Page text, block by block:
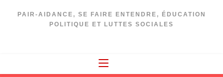
PAIR-AIDANCE, SE FAIRE ENTENDRE, ÉDUCATION
POLITIQUE ET LUTTES SOCIALES